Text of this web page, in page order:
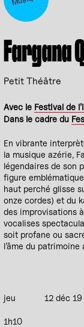
Fargana
Petit Théâtre
Avec le Festival de
Dans le cadre du
En vibrante
la musique azérie,
légendaires de son
figure
haut perché glisse
onze cordes) et du
des improvisations
vocalises
soit profane ou
l’âme du patrimoine
jeu 12 déc 19
1h10